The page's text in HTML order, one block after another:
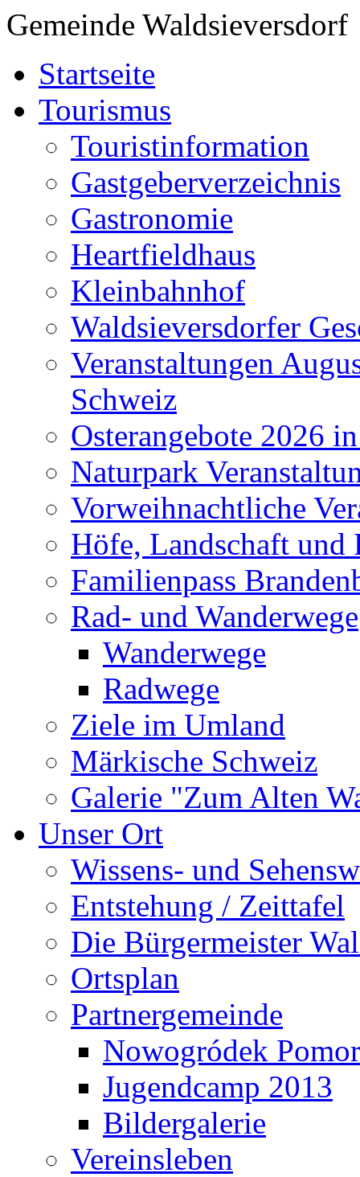
Gemeinde Waldsieversdorf
Startseite
Tourismus
Touristinformation
Gastgeberverzeichnis
Gastronomie
Heartfieldhaus
Kleinbahnhof
Waldsieversdorfer
Veranstaltungen
Schweiz
Osterangebote 2026
Naturpark
Vorweihnachtliche
Höfe, Landschaft und
Familienpass
Rad- und Wanderwege
Wanderwege
Radwege
Ziele im Umland
Märkische Schweiz
Galerie "Zum Alten
Unser Ort
Wissens- und
Entstehung / Zeittafel
Die Bürgermeister
Ortsplan
Partnergemeinde
Nowogródek
Jugendcamp 2013
Bildergalerie
Vereinsleben